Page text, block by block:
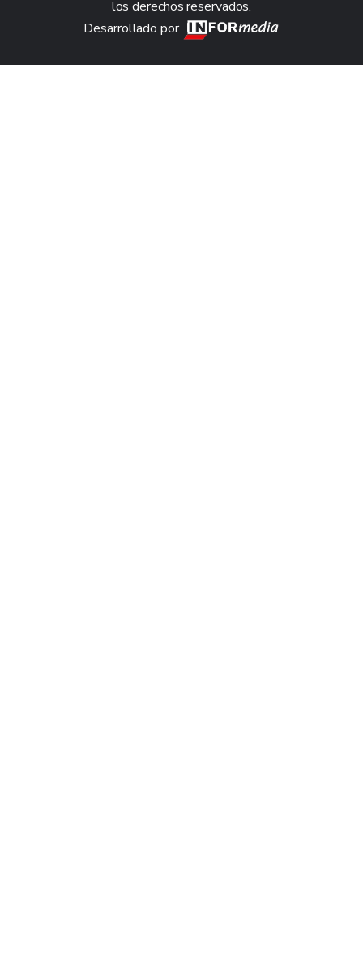
los derechos reservados.
Desarrollado por